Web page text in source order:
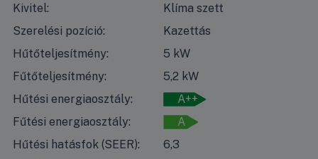
Kivitel:
Klíma szett
Szerelési pozíció:
Kazettás
Hűtőteljesítmény:
5 kW
Fűtőteljesítmény:
5,2 kW
Hűtési energiaosztály:
A++
Fűtési energiaosztály:
A
Hűtési hatásfok (SEER):
6,3